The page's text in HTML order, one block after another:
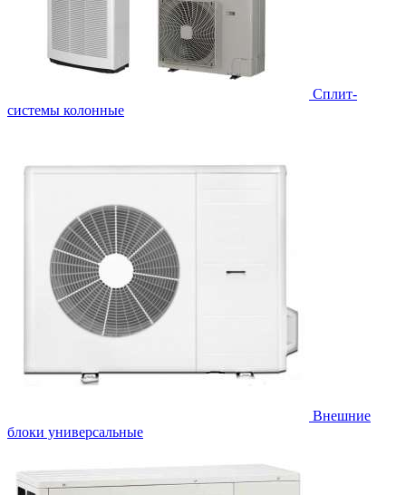
Cплит-
системы колонные
Внешние
блоки универсальные